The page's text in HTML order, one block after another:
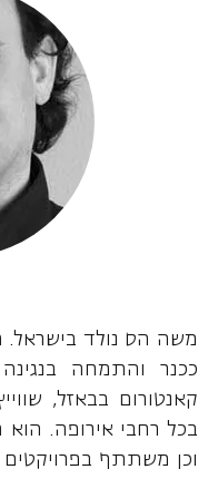
משה הס נולד
ככנר והתמחה
קאנטורום בבאזל,
בכל רחבי אירופה.
וכן משתתף